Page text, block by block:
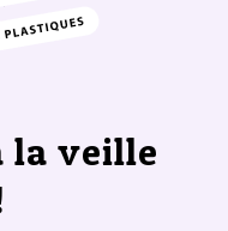
la veille